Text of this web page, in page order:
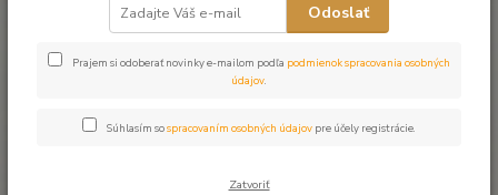
Odoslať
Prajem si odoberať novinky e-mailom podľa podmienok spracovania osobných
údajov.
Súhlasím sospracovaním osobných údajov pre účely registrácie.
Zatvoriť